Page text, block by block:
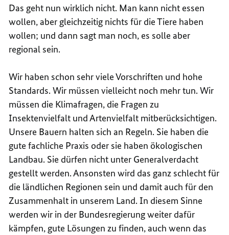
Das geht nun wirklich nicht. Man kann nicht essen
wollen, aber gleichzeitig nichts für die Tiere haben
wollen; und dann sagt man noch, es solle aber
regional sein.
Wir haben schon sehr viele Vorschriften und hohe
Standards. Wir müssen vielleicht noch mehr tun. Wir
müssen die Klimafragen, die Fragen zu
Insektenvielfalt und Artenvielfalt mitberücksichtigen.
Unsere Bauern halten sich an Regeln. Sie haben die
gute fachliche Praxis oder sie haben ökologischen
Landbau. Sie dürfen nicht unter Generalverdacht
gestellt werden. Ansonsten wird das ganz schlecht für
die ländlichen Regionen sein und damit auch für den
Zusammenhalt in unserem Land. In diesem Sinne
werden wir in der Bundesregierung weiter dafür
kämpfen, gute Lösungen zu finden, auch wenn das